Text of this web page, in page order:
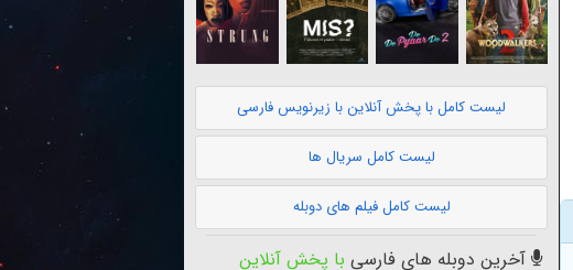
لیست کامل با پخش آنلاین با زیرنویس فارسی
لیست کامل سریال ها
لیست کامل فیلم های دوبله
آخرین دوبله های فارسی با پخش آنلاین